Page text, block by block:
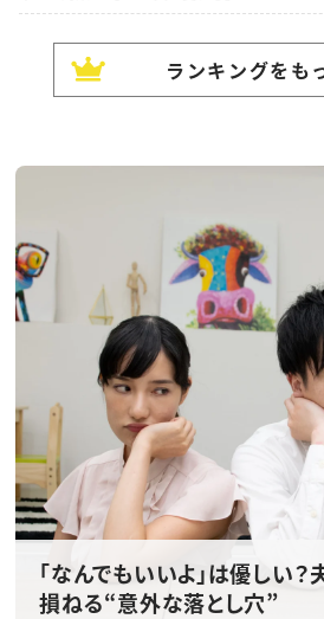
ランキングをも
「なんでもいいよ」は優しい
損ねる“意外な落とし穴”